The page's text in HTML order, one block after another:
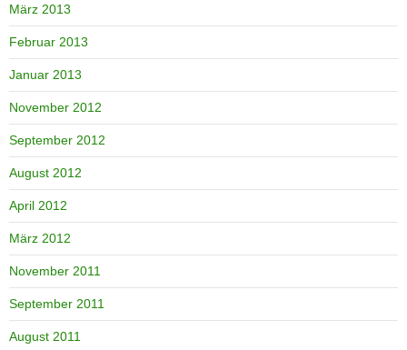
März 2013
Februar 2013
Januar 2013
November 2012
September 2012
August 2012
April 2012
März 2012
November 2011
September 2011
August 2011